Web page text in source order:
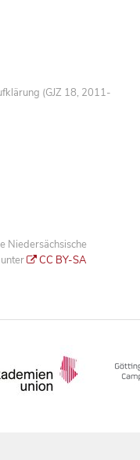
(GJZ 18, 2011-
Niedersächsische
CC BY-SA